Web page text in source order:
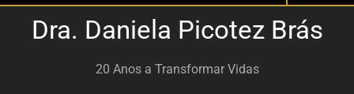
HOME
Dra. Daniela Picotez Brás
20 Anos a Transformar Vidas